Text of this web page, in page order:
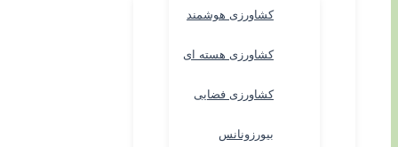
کشاورزی هوشمند
کشاورزی هسته ای
کشاورزی فضایی
بیورزونانس